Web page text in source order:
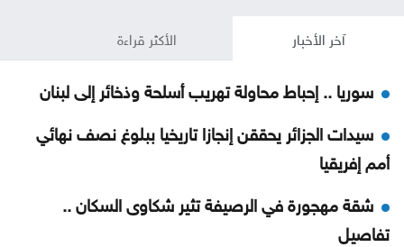
آخر الأخبار الأكثر قراءة
سوريا .. إحباط محاولة تهريب أسلحة وذخائر إلى لبنان
سيدات الجزائر يحققن إنجازا تاريخيا ببلوغ نصف نهائي
أمم إفريقيا
شقة مهجورة في الرصيفة تثير شكاوى السكان ..
تفاصيل